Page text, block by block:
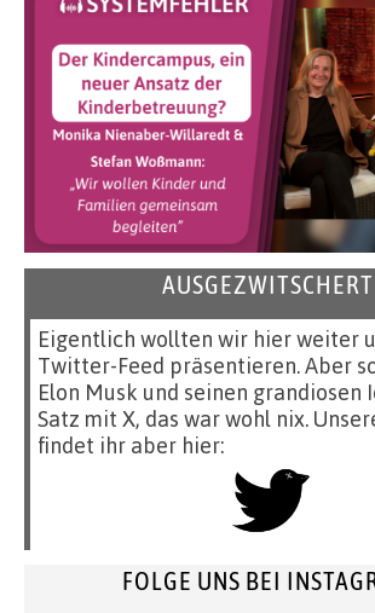
Eigentlich wollten wir hier weiter
Twitter-Feed präsentieren. Aber
Elon Musk und seinen grandiosen
Satz mit X, das war wohl nix.
findet ihr aber hier:
FOLGE UNS BEI